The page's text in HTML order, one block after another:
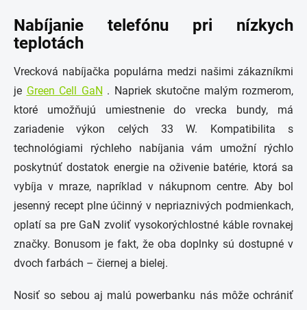
Nabíjanie telefónu pri nízkych
teplotách
Vrecková nabíjačka populárna medzi našimi zákazníkmi
je Green Cell GaN . Napriek skutočne malým rozmerom,
ktoré umožňujú umiestnenie do vrecka bundy, má
zariadenie výkon celých 33 W. Kompatibilita s
technológiami rýchleho nabíjania vám umožní rýchlo
poskytnúť dostatok energie na oživenie batérie, ktorá sa
vybíja v mraze, napríklad v nákupnom centre. Aby bol
jesenný recept plne účinný v nepriaznivých podmienkach,
oplatí sa pre GaN zvoliť vysokorýchlostné káble rovnakej
značky. Bonusom je fakt, že oba doplnky sú dostupné v
dvoch farbách – čiernej a bielej.
Nosiť so sebou aj malú powerbanku nás môže ochrániť